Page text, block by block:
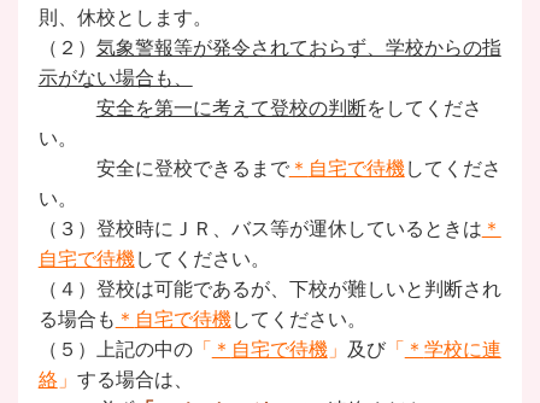
則、休校とします。
（２） 気象警報等が発令されておらず、学校からの指
示がない場合も、
安全を第一に考えて登校の判断をしてくださ
い。
安全に登校できるまで＊ 自宅で待機してくださ
い。
（３）登校時にＪＲ、バス等が運休しているときは ＊
自宅で待機してください。
（４）登校は可能であるが、下校が難しいと判断され
る場合も ＊ 自宅で待機してください。
（５）上記の中の「 ＊ 自宅で待機」 及び「 ＊ 学校に連
絡」 する場合は、